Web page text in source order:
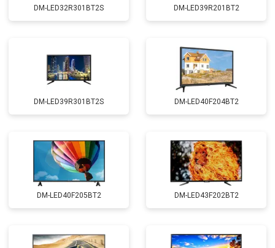
DM-LED32R301BT2S DM-LED39R201BT2
DM-LED39R301BT2S DM-LED40F204BT2
DM-LED40F205BT2 DM-LED43F202BT2